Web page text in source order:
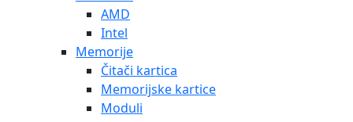
AMD
Intel
Memorije
Čitači kartica
Memorijske kartice
Moduli